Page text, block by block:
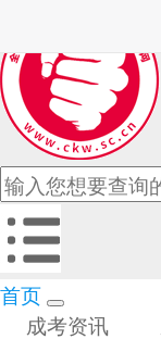
首页
成考资讯